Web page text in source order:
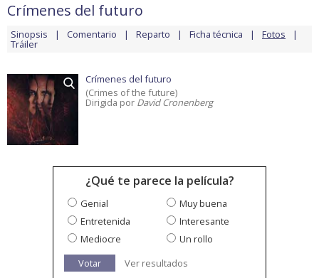
Crímenes del futuro
Sinopsis Comentario Reparto Ficha técnica Fotos
Tráiler
Crímenes del futuro
(Crimes of the future)
Dirigida por David Cronenberg
¿Qué te parece la película?
Genial
Muy buena
Entretenida
Interesante
Mediocre
Un rollo
Votar
Ver resultados